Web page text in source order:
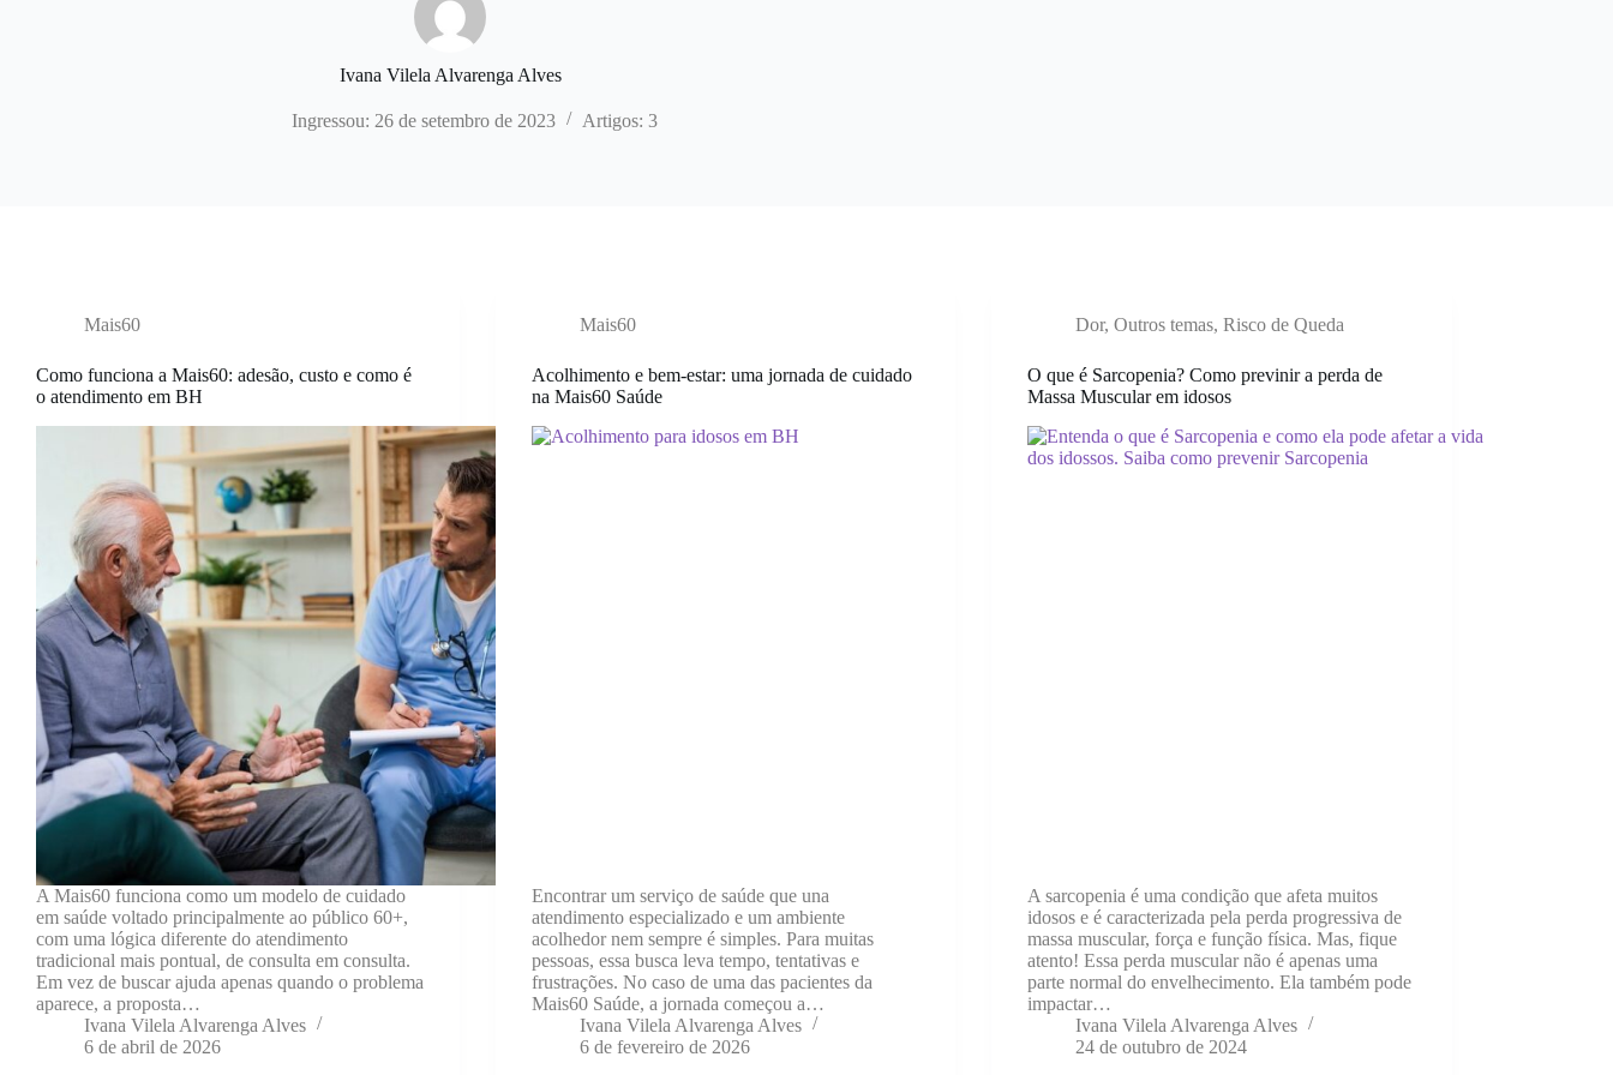
Ivana Vilela Alvarenga Alves
Ingressou: 26 de setembro de 2023 Artigos: 3
Mais60
Como funciona a Mais60: adesão, custo e como é
o atendimento em BH
A Mais60 funciona como um modelo de cuidado
em saúde voltado principalmente ao público 60+,
com uma lógica diferente do atendimento
tradicional mais pontual, de consulta em consulta.
Em vez de buscar ajuda apenas quando o problema
aparece, a proposta…
Ivana Vilela Alvarenga Alves
6 de abril de 2026
Mais60
Acolhimento e bem-estar: uma jornada de cuidado
na Mais60 Saúde
Encontrar um serviço de saúde que una
atendimento especializado e um ambiente
acolhedor nem sempre é simples. Para muitas
pessoas, essa busca leva tempo, tentativas e
frustrações. No caso de uma das pacientes da
Mais60 Saúde, a jornada começou a…
Ivana Vilela Alvarenga Alves
6 de fevereiro de 2026
Dor,Outros temas,Risco de Queda
O que é Sarcopenia? Como previnir a perda de
Massa Muscular em idosos
A sarcopenia é uma condição que afeta muitos
idosos e é caracterizada pela perda progressiva de
massa muscular, força e função física. Mas, fique
atento! Essa perda muscular não é apenas uma
parte normal do envelhecimento. Ela também pode
impactar…
Ivana Vilela Alvarenga Alves
24 de outubro de 2024